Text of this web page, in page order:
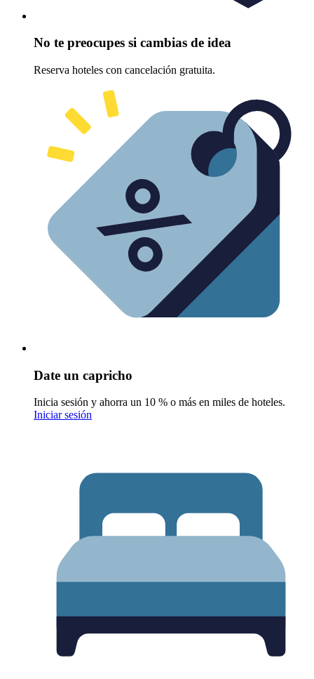
No te preocupes si cambias de idea
Reserva hoteles con cancelación gratuita.
Date un capricho
Inicia sesión y ahorra un 10 % o más en miles de hoteles.
Iniciar sesión